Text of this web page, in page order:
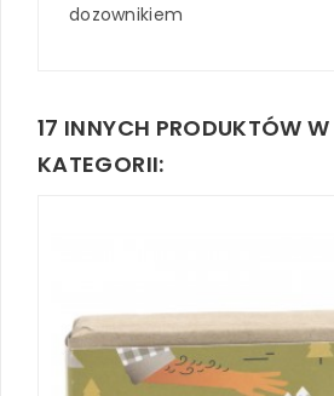
dozownikiem
17 INNYCH PRODUKTÓW
KATEGORII: